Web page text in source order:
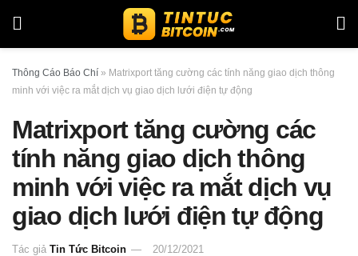
Thông Cáo Báo Chí » Matrixport tăng cường các tính năng giao dịch thông
minh với việc ra mắt dịch vụ giao dịch lưới điện tự động
Matrixport tăng cường các
tính năng giao dịch thông
minh với việc ra mắt dịch vụ
giao dịch lưới điện tự động
Tác giả Tin Tức Bitcoin 20/12/2021